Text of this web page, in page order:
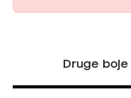
Druge boje